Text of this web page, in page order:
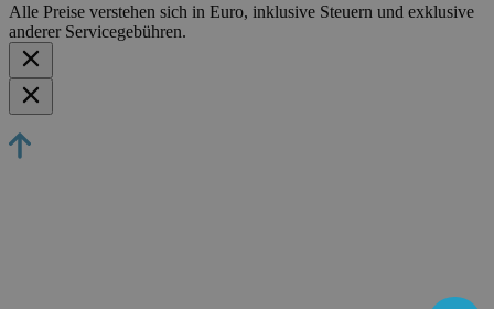
Alle Preise verstehen sich in Euro, inklusive Steuern und exklusive
anderer Servicegebühren.